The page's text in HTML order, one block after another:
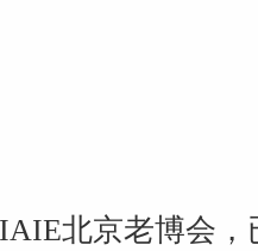
北京老博会